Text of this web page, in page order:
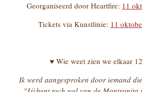
Georganiseerd door Heartfire: 11
Tickets via Kunstlinie: 11
♥ Wie weet zien we elkaar
Ik werd aangesproken door iemand